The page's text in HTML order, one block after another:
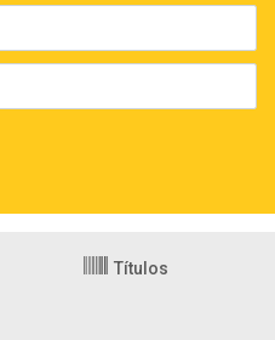
Títulos